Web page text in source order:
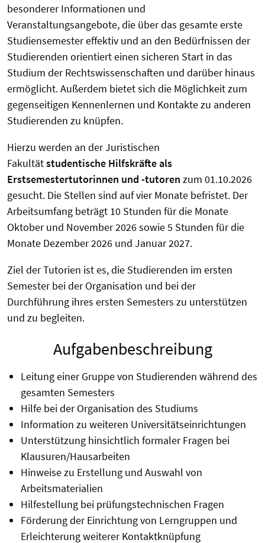
besonderer Informationen und
Veranstaltungsangebote, die über das gesamte erste
Studiensemester effektiv und an den Bedürfnissen der
Studierenden orientiert einen sicheren Start in das
Studium der Rechtswissenschaften und darüber hinaus
ermöglicht. Außerdem bietet sich die Möglichkeit zum
gegenseitigen Kennenlernen und Kontakte zu anderen
Studierenden zu knüpfen.
Hierzu werden an der Juristischen
Fakultätstudentische Hilfskräfte als
Erstsemestertutorinnen und -tutoren zum 01.10.2026
gesucht. Die Stellen sind auf vier Monate befristet. Der
Arbeitsumfang beträgt 10 Stunden für die Monate
Oktober und November 2026 sowie 5 Stunden für die
Monate Dezember 2026 und Januar 2027.
Ziel der Tutorien ist es, die Studierenden im ersten
Semester bei der Organisation und bei der
Durchführung ihres ersten Semesters zu unterstützen
und zu begleiten.
Aufgabenbeschreibung
Leitung einer Gruppe von Studierenden während des
gesamten Semesters
Hilfe bei der Organisation des Studiums
Information zu weiteren Universitätseinrichtungen
Unterstützung hinsichtlich formaler Fragen bei
Klausuren/Hausarbeiten
Hinweise zu Erstellung und Auswahl von
Arbeitsmaterialien
Hilfestellung bei prüfungstechnischen Fragen
Förderung der Einrichtung von Lerngruppen und
Erleichterung weiterer Kontaktknüpfung